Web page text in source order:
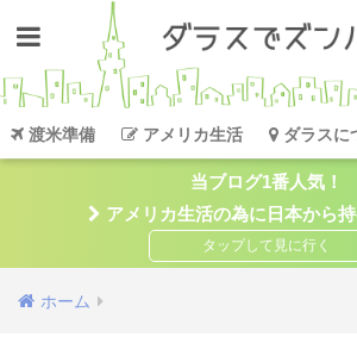
渡米準備 アメリカ生活 ダラスに
当ブログ1番人気！
アメリカ生活の為に日本から
ホーム